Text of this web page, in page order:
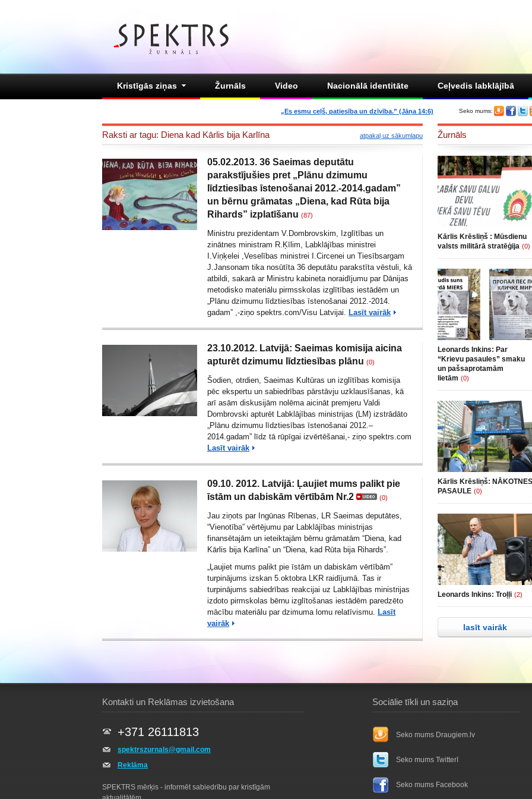
Kristīgās ziņas Žurnāls Video Nacionālā identitāte Ceļvedis labklājībā
Seko mums:
„Es esmu ceļš, patiesība un dzīvība.” (Jāņa 14:6)
Raksti ar tagu: Diena kad Kārlis bija Karlīna atpakaļ uz sākumlapu
05.02.2013. 36 Saeimas deputātu
parakstījušies pret „Plānu dzimumu
līdztiesības īstenošanai 2012.-2014.gadam”
un bērnu grāmatas „Diena, kad Rūta bija
Rihards” izplatīšanu (87)
Ministru prezidentam V.Dombrovskim, Izglītības un
zinātnes ministram R.Ķīlim, Labklājības ministrei
I.Viņķelei ,Veselības ministrei I.Circenei un Tiesībsargam
J.Jansonam tika nosūtīta 36 deputātu parakstīta vēstuli, kā
atbildi, sakarā ar Ministru kabineta noraidījumu par Dānijas
metodisko materiālu pirmsskolas izglītības iestādēm un
„Plānu dzimumu līdztiesības īstenošanai 2012.-2014.
gadam” ,-ziņo spektrs.com/Visu Latvijai. Lasīt vairāk
23.10.2012. Latvijā: Saeimas komisija aicina
apturēt dzimumu līdztiesības plānu (0)
Šodien, otrdien, Saeimas Kultūras un izglītības komisija
pēc ekspertu un sabiedrības pārstāvju uzklausīšanas, kā
arī asām diskusijām nolēma aicināt premjeru Valdi
Dombrovski apturēt Labklājības ministrijas (LM) izstrādāto
„Plānu dzimumu līdztiesības īstenošanai 2012.–
2014.gadam” līdz tā rūpīgai izvērtēšanai,- ziņo spektrs.com
Lasīt vairāk
09.10. 2012. Latvijā: Ļaujiet mums palikt pie
īstām un dabiskām vērtībām Nr.2
(0)
Jau ziņots par Ingūnas Rībenas, LR Saeimas deputātes,
“Vienotība” vērtējumu par Labklājības ministrijas
finansētajām un ieteiktajām bērnu grāmatām “Diena, kad
Kārlis bija Karlīna” un “Diena, kad Rūta bija Rihards”.
„Ļaujiet mums palikt pie īstām un dabiskām vērtībām”
turpinājums izskan 5.oktobra LKR raidījumā. Tas ir
turpinājums sabiedrības reakcijai uz Labklājības ministrijas
izdoto pirmskolas bērnu izglītošanas iestādēm paredzēto
mācību materiālu par dzimuma lomu relatīvismu. Lasīt
vairāk
Žurnāls
Kārlis Krēsliņš : Mūsdienu
valsts militārā stratēģija (0)
Leonards Inkins: Par
“Krievu pasaules” smaku
un pašsaprotamām
lietām (0)
Kārlis Krēsliņš: NĀKOTNES
PASAULE (0)
Leonards Inkins: Troļļi (2)
lasīt vairāk
Kontakti un Reklāmas izvietošana
+371 26111813
spektrszurnals@gmail.com
Reklāma
SPEKTRS mērķis - informēt sabiedrību par kristīgām
Sociālie tīkli un saziņa
Seko mums Draugiem.lv
Seko mums Twitterī
Seko mums Facebook